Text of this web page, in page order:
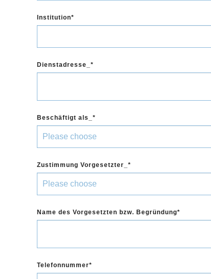
Institution
Dienstadresse_
Beschäftigt als_
Zustimmung Vorgesetzter_
Name des Vorgesetzten bzw. Begründung
Telefonnummer